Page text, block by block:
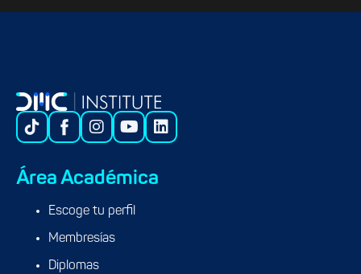
Área Académica
Escoge tu perfil
Membresías
Diplomas